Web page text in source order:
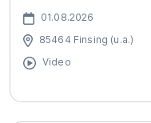
01.08.2026
85464 Finsing (u.a.)
Video